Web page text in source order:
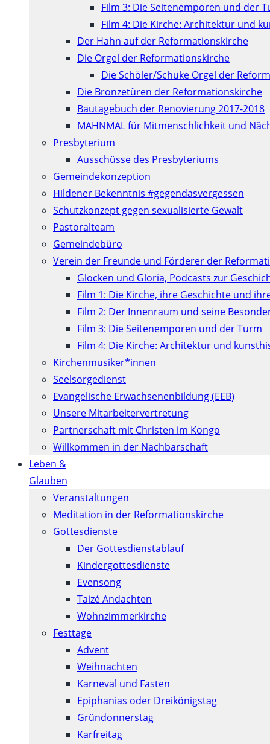
Film 3: Die Seitenemporen und der
Film 4: Die Kirche: Architektur und
Der Hahn auf der Reformationskirche
Die Orgel der Reformationskirche
Die Schöler/Schuke Orgel der
Die Bronzetüren der Reformationskirche
Bautagebuch der Renovierung 2017-2018
MAHNMAL für Mitmenschlichkeit und
Presbyterium
Ausschüsse des Presbyteriums
Gemeindekonzeption
Hildener Bekenntnis #gegendasvergessen
Schutzkonzept gegen sexualisierte Gewalt
Pastoralteam
Gemeindebüro
Verein der Freunde und Förderer der
Glocken und Gloria, Podcasts zur
Film 1: Die Kirche, ihre Geschichte und
Film 2: Der Innenraum und seine
Film 3: Die Seitenemporen und der Turm
Film 4: Die Kirche: Architektur und
Kirchenmusiker*innen
Seelsorgedienst
Evangelische Erwachsenenbildung (EEB)
Unsere Mitarbeitervertretung
Partnerschaft mit Christen im Kongo
Willkommen in der Nachbarschaft
Leben &
Glauben
Veranstaltungen
Meditation in der Reformationskirche
Gottesdienste
Der Gottesdienstablauf
Kindergottesdienste
Evensong
Taizé Andachten
Wohnzimmerkirche
Festtage
Advent
Weihnachten
Karneval und Fasten
Epiphanias oder Dreikönigstag
Gründonnerstag
Karfreitag